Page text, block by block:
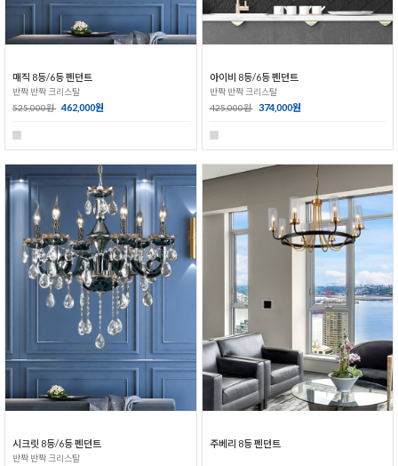
매직 8등/6등 펜던트
반짝 반짝 크리스탈
525,000원 462,000원
아이비 8등/6등 펜던트
반짝 반짝 크리스탈
425,000원 374,000원
시크릿 8등/6등 펜던트
반짝 반짝 크리스탈
주베리 8등 펜던트